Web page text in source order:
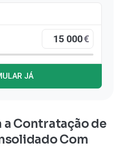
€
JÁ
a Contratação de
Com